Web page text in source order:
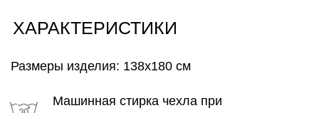
работы, выполненный из мягкого текстиля
атрибут для особого комфорта